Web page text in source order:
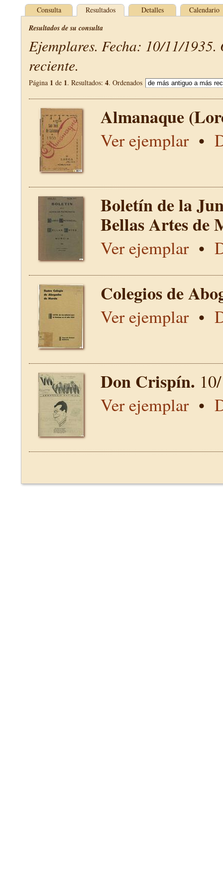
Consulta Resultados Detalles Calendario
Resultados de su consulta
Ejemplares. Fecha: 10/11/1935.
reciente.
Página 1 de 1. Resultados: 4. Ordenados
Almanaque
Ver ejemplar•
Boletín de la
Bellas Artes
Ver ejemplar•
Colegios de
Ver ejemplar•
Don Crispín.
Ver ejemplar•